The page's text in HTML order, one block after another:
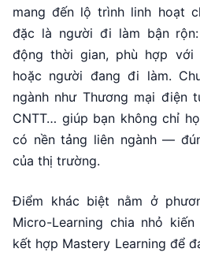
mang đến lộ trình linh hoạt
đặc là người đi làm bận
động thời gian, phù hợp với
hoặc người đang đi làm.
ngành như Thương mại điện
CNTT… giúp bạn không chỉ
có nền tảng liên ngành —
của thị trường.
Điểm khác biệt nằm ở
Micro-Learning chia nhỏ
kết hợp Mastery Learning để